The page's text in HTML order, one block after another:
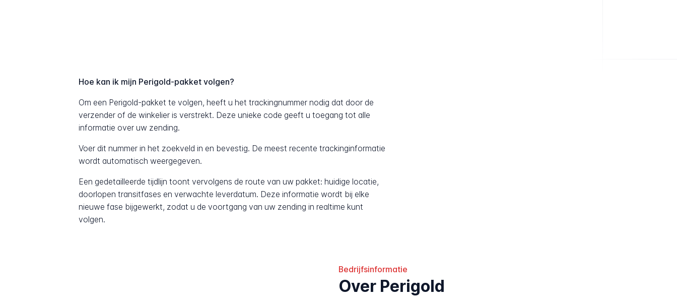
Hoe kan ik mijn Perigold-pakket volgen?
Om een Perigold-pakket te volgen, heeft u het trackingnummer nodig dat door de
verzender of de winkelier is verstrekt. Deze unieke code geeft u toegang tot alle
informatie over uw zending.
Voer dit nummer in het zoekveld in en bevestig. De meest recente trackinginformatie
wordt automatisch weergegeven.
Een gedetailleerde tijdlijn toont vervolgens de route van uw pakket: huidige locatie,
doorlopen transitfases en verwachte leverdatum. Deze informatie wordt bij elke
nieuwe fase bijgewerkt, zodat u de voortgang van uw zending in realtime kunt
volgen.
Bedrijfsinformatie
Over Perigold